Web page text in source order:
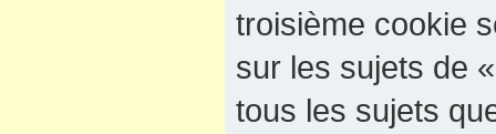
troisième cookie
sur les sujets de
tous les sujets